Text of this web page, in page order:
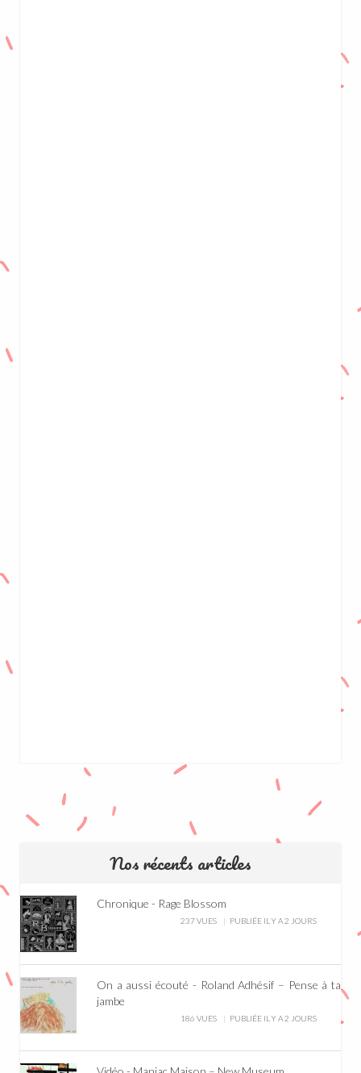
Nos récents articles
Chronique - Rage Blossom
237 VUES PUBLIÉE IL Y A 2 JOURS
On a aussi écouté - Roland Adhésif – Pense à ta
jambe
186 VUES PUBLIÉE IL Y A 2 JOURS